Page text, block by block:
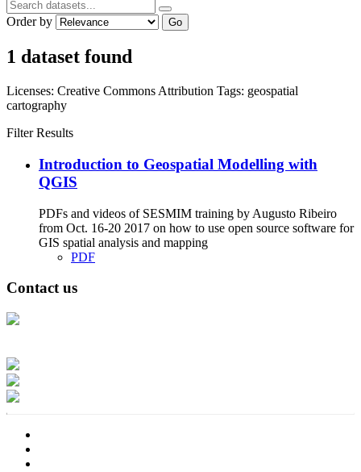
Order by Go
1 dataset found
Licenses: Creative Commons Attribution Tags: geospatial
cartography
Filter Results
Introduction to Geospatial Modelling with
QGIS
PDFs and videos of SESMIM training by Augusto Ribeiro
from Oct. 16-20 2017 on how to use open source software for
GIS spatial analysis and mapping
PDF
Contact us